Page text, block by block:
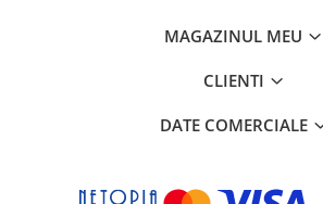
MAGAZINUL MEU
CLIENTI
DATE COMERCIALE